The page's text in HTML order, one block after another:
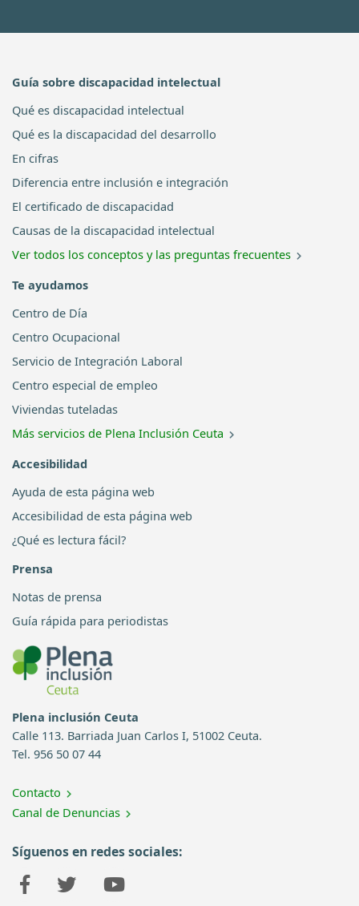
Guía sobre discapacidad intelectual
Qué es discapacidad intelectual
Qué es la discapacidad del desarrollo
En cifras
Diferencia entre inclusión e integración
El certificado de discapacidad
Causas de la discapacidad intelectual
Ver todos los conceptos y las preguntas frecuentes
Te ayudamos
Centro de Día
Centro Ocupacional
Servicio de Integración Laboral
Centro especial de empleo
Viviendas tuteladas
Más servicios de Plena Inclusión Ceuta
Accesibilidad
Ayuda de esta página web
Accesibilidad de esta página web
¿Qué es lectura fácil?
Prensa
Notas de prensa
Guía rápida para periodistas
Plena inclusión Ceuta
Calle 113. Barriada Juan Carlos I, 51002 Ceuta.
Tel. 956 50 07 44
Contacto
Canal de Denuncias
Síguenos en redes sociales: